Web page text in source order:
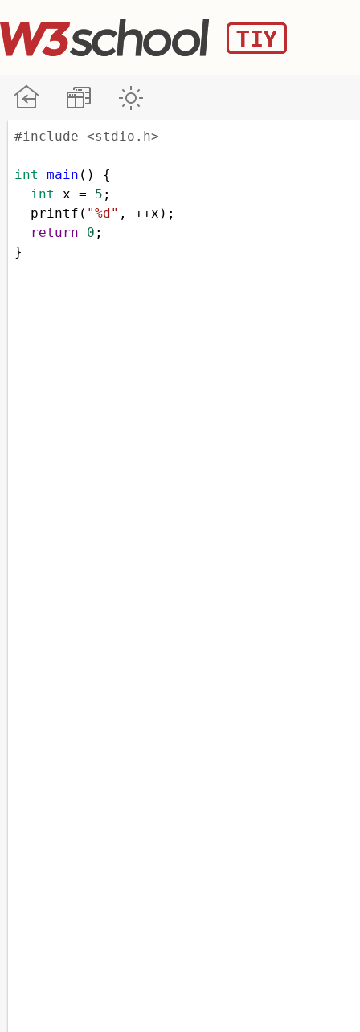
#include <stdio.h>
int main () {
int
x = 5 ;
printf ( "%d" , ++x );
return
0 ;
}